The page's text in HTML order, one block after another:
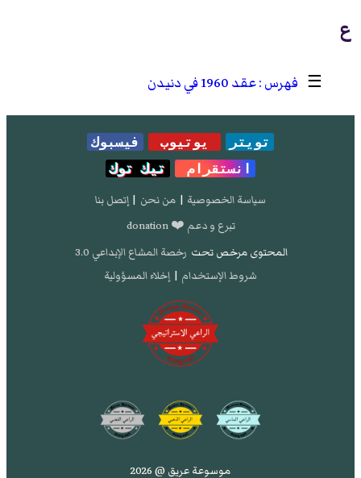
ع
☰ عقد 1960 في دنيدن
تويتر يوتيوب
فيسبوك
انستقرام
تيك توك
سياسة الخصوصية | من نحن | إتصل بنا
تبرع و دعم ❤️ donation
المحتوى مرخص تحت رخصة المشاع الإبداعي 3.0
شروط الإستخدام | إخلاء المسؤولية
موسوعة عريق @ 2026